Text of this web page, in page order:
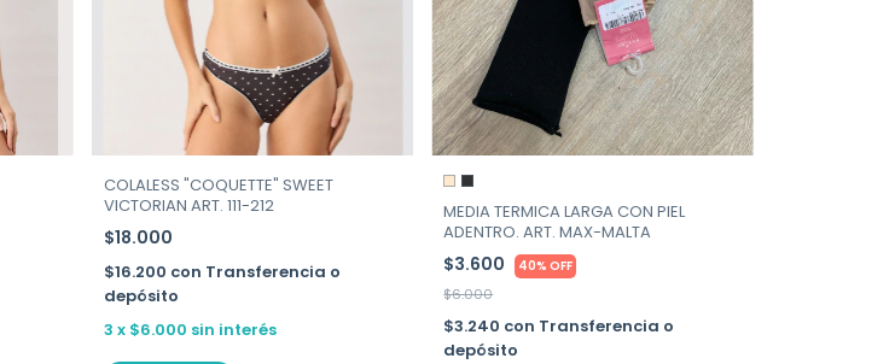
COLALESS "COQUETTE" SWEET
VICTORIAN ART. 111-212
$18.000
$16.200 con Transferencia o
depósito
3 x $6.000 sin interés
MEDIA TERMICA LARGA CON PIEL
ADENTRO. ART. MAX-MALTA
$3.600 40% OFF
$6.000
$3.240 con Transferencia o
depósito